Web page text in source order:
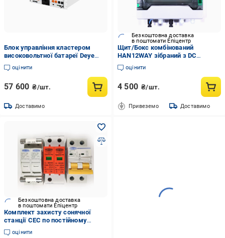
Блок управління кластером
високовольтної батареї Deye
BOS-A-PDU-2 (2898522813)
оцінити
57 600 ₴/шт.
Доставимо
Безкоштовна доставка
в поштомати Епіцентр
Щит/Бокс комбінований
HAN12WAY зібраний з DC
захистом сонячних панелей 2
стрінгa IP65
оцінити
4 500 ₴/шт.
Привеземо Доставимо
Безкоштовна доставка
в поштомати Епіцентр
Комплект захисту сонячної
станції СЕС по постійному
струму 500В
оцінити